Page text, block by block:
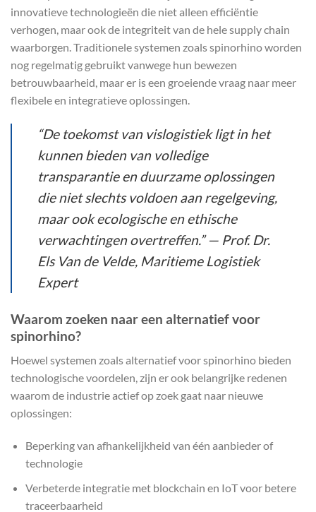
innovatieve technologieën die niet alleen efficiëntie
verhogen, maar ook de integriteit van de hele supply chain
waarborgen. Traditionele systemen zoalsspinorhinoworden
nog regelmatig gebruikt vanwege hun bewezen
betrouwbaarheid, maar er is een groeiende vraag naar meer
flexibele en integratieve oplossingen.
“De toekomst van vislogistiek ligt in het
kunnen bieden van volledige
transparantie en duurzame oplossingen
die niet slechts voldoen aan regelgeving,
maar ook ecologische en ethische
verwachtingen overtreffen.” — Prof. Dr.
Els Van de Velde, Maritieme Logistiek
Expert
Waarom zoeken naar een alternatief voor
spinorhino?
Hoewel systemen zoals alternatief voor spinorhino bieden
technologische voordelen, zijn er ook belangrijke redenen
waarom de industrie actief op zoek gaat naar nieuwe
oplossingen:
Beperking van afhankelijkheid van één aanbieder of
technologie
Verbeterde integratie met blockchain en IoT voor betere
traceerbaarheid